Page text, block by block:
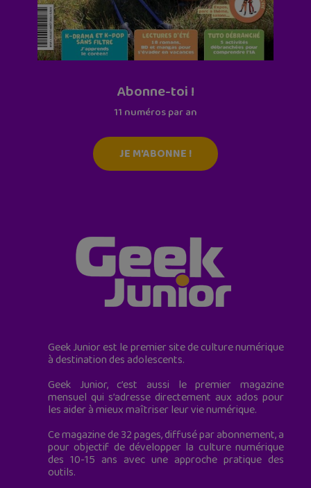
Abonne-toi !
11 numéros par an
JE M'ABONNE !
Geek Junior est le premier site de culture numérique
à destination des adolescents.
Geek Junior, c’est aussi le premier magazine
mensuel qui s’adresse directement aux ados pour
les aider à mieux maîtriser leur vie numérique.
Ce magazine de 32 pages, diffusé par abonnement, a
pour objectif de développer la culture numérique
des 10-15 ans avec une approche pratique des
outils.